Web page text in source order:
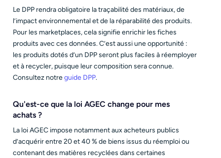
Le DPP rendra obligatoire la traçabilité des matériaux, de
l’impact environnemental et de la réparabilité des produits.
Pour les marketplaces, cela signifie enrichir les fiches
produits avec ces données. C’est aussi une opportunité :
les produits dotés d’un DPP seront plus faciles à réemployer
et à recycler, puisque leur composition sera connue.
Consultez notreguide DPP.
Qu'est-ce que la loi AGEC change pour mes
achats ?
La loi AGEC impose notamment aux acheteurs publics
d’acquérir entre 20 et 40 % de biens issus du réemploi ou
contenant des matières recyclées dans certaines